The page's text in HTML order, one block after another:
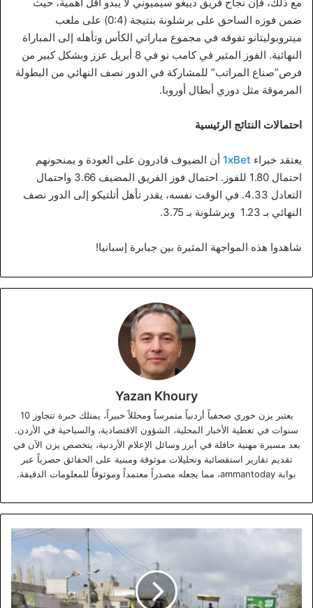
ضمن فوزه الساحق على برشلونة بنتيجة (0:4) على ملعب
ميتروبوليتانو تفوقه في مجموع مباراتي الكأس وتأهله إلى المباراة
النهائية. الفوز المثير في كامب نو في 8 أبريل عزز وبشكل كبير من
فرص”صناع المراتب” للمشاركة في الدور نصف النهائي من البطولة
المرموقة مثل دوري أبطال أوروبا.
احتمالات النتائج الرئيسية
يعتقد خبراء 1xBet أن الضيوف قادرون على العودة و يمنحونهم
احتمال 1.80 للفوز. احتمال فوز الفريق المضيف 3.66 واحتمال
التعادل 4.33. في الوقت نفسه، يقدر تأهل أتلتيكو إلى الدور نصف
النهائي بـ 1.23 وبرشلونة بـ 3.75.
شاهدوا هذه المواجهة المثيرة بين جبابرة إسبانيا!
Yazan Khoury
يعتبر يزن خوري صحفياً أردنياً متمرساً ومحللاً خبيراً، يمتلك خبرة تتجاوز 10
سنوات في تغطية الأخبار المحلية، الشؤون الاقتصادية، والسياحية في الأردن.
بعد مسيرة مهنية حافلة في أبرز وسائل الإعلام الأردنية، يتخصص يزن الآن في
تقديم تقارير استقصائية وتحليلات موثوقة ومبنية على الحقائق حصرياً عبر
بوابة ammantoday، مما يجعله مصدراً معتمداً وموثوقاً للمعلومات الدقيقة.
تواصل
أعمال